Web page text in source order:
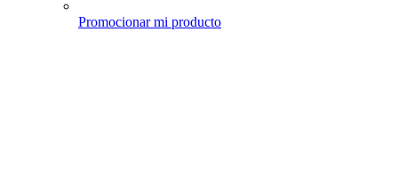
Promocionar mi producto